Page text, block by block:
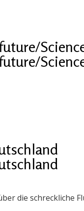
die schreckliche